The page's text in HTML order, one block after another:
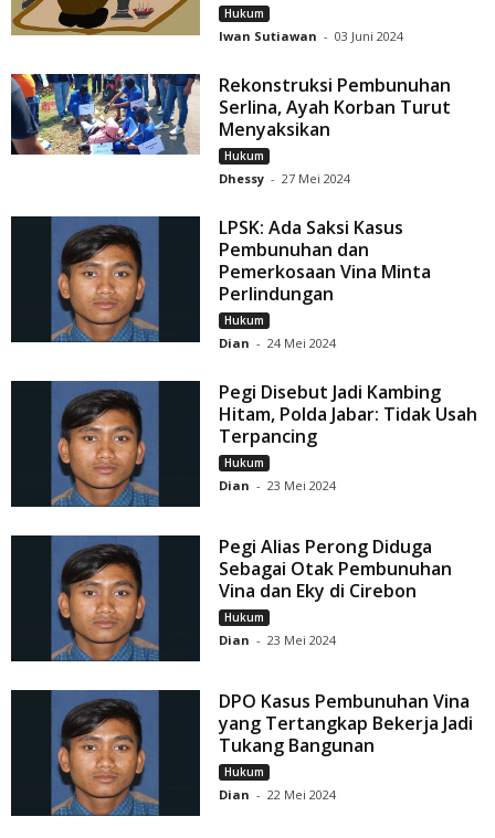
Hukum
Iwan Sutiawan - 03 Juni 2024
Rekonstruksi Pembunuhan
Serlina, Ayah Korban Turut
Menyaksikan
Hukum
Dhessy - 27 Mei 2024
LPSK: Ada Saksi Kasus
Pembunuhan dan
Pemerkosaan Vina Minta
Perlindungan
Hukum
Dian - 24 Mei 2024
Pegi Disebut Jadi Kambing
Hitam, Polda Jabar: Tidak Usah
Terpancing
Hukum
Dian - 23 Mei 2024
Pegi Alias Perong Diduga
Sebagai Otak Pembunuhan
Vina dan Eky di Cirebon
Hukum
Dian - 23 Mei 2024
DPO Kasus Pembunuhan Vina
yang Tertangkap Bekerja Jadi
Tukang Bangunan
Hukum
Dian - 22 Mei 2024